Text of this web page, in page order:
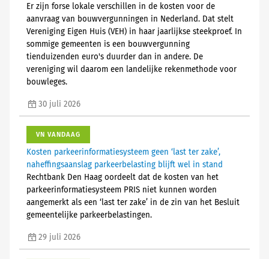
Er zijn forse lokale verschillen in de kosten voor de
aanvraag van bouwvergunningen in Nederland. Dat stelt
Vereniging Eigen Huis (VEH) in haar jaarlijkse steekproef. In
sommige gemeenten is een bouwvergunning
tienduizenden euro's duurder dan in andere. De
vereniging wil daarom een landelijke rekenmethode voor
bouwleges.
30 juli 2026
VN VANDAAG
Kosten parkeerinformatiesysteem geen ‘last ter zake’,
naheffingsaanslag parkeerbelasting blijft wel in stand
Rechtbank Den Haag oordeelt dat de kosten van het
parkeerinformatiesysteem PRIS niet kunnen worden
aangemerkt als een ‘last ter zake’ in de zin van het Besluit
gemeentelijke parkeerbelastingen.
29 juli 2026